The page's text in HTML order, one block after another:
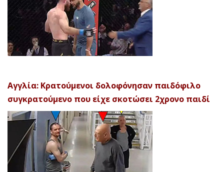
Αγγλία: Κρατούμενοι δολοφόνησαν παιδόφιλο
συγκρατούμενο που είχε σκοτώσει 2χρονο παιδί